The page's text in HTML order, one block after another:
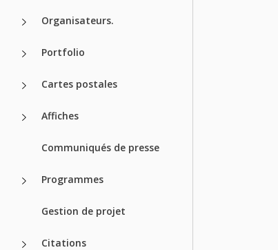
Organisateurs.
Portfolio
Cartes postales
Affiches
Communiqués de presse
Programmes
Gestion de projet
Citations